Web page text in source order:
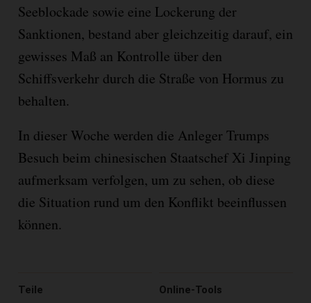
Seeblockade sowie eine Lockerung der
Sanktionen, bestand aber gleichzeitig darauf, ein
gewisses Maß an Kontrolle über den
Schiffsverkehr durch die Straße von Hormus zu
behalten.
In dieser Woche werden die Anleger Trumps
Besuch beim chinesischen Staatschef Xi Jinping
aufmerksam verfolgen, um zu sehen, ob diese
die Situation rund um den Konflikt beeinflussen
können.
Online-Tools
Teile